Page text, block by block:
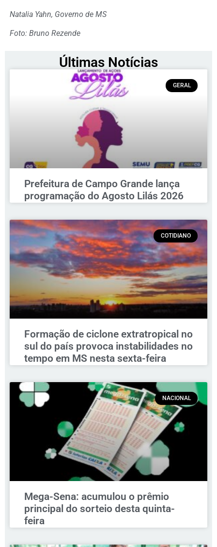
Natalia Yahn, Governo de MS
Foto: Bruno Rezende
Últimas Notícias
GERAL
Prefeitura de Campo Grande lança
programação do Agosto Lilás 2026
COTIDIANO
Formação de ciclone extratropical no
sul do país provoca instabilidades no
tempo em MS nesta sexta-feira
NACIONAL
Mega-Sena: acumulou o prêmio
principal do sorteio desta quinta-
feira